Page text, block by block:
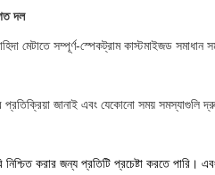
দল
দলগুলি
জানাই এবং যেকোনো সময় সমস্যাগুলি
করার জন্য প্রতিটি প্রচেষ্টা করতে পারি।